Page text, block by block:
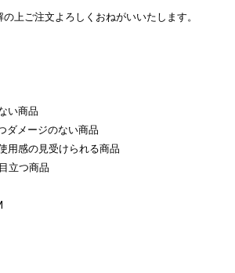
上ご注文よろしくおねがいいたします。
い商品
ダメージのない商品
用感の見受けられる商品
立つ商品